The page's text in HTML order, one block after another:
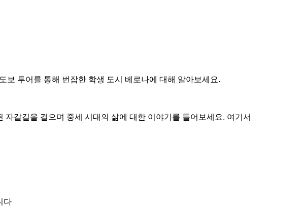
보 투어를 통해 번잡한 학생 도시 베로나에 대해 알아보세요.
갈길을 걸으며 중세 시대의 삶에 대한 이야기를 들어보세요. 여기서
다